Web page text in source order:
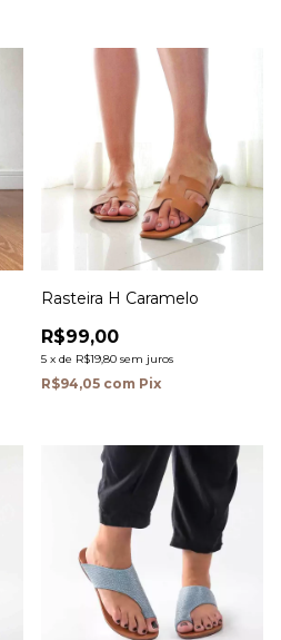
Rasteira H Caramelo
R$99,00
5 x de R$19,80 sem juros
R$94,05 com Pix